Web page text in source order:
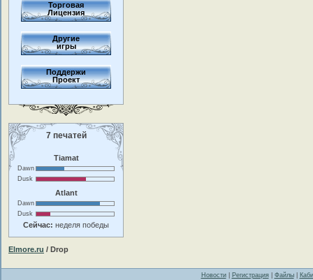
Торговая
Лицензия
Другие
игры
Поддержи
Проект
7 печатей
Tiamat
Dawn
Dusk
Atlant
Dawn
Dusk
Сейчас: неделя победы
Elmore.ru / Drop
Новости| Регистрация| Файлы|